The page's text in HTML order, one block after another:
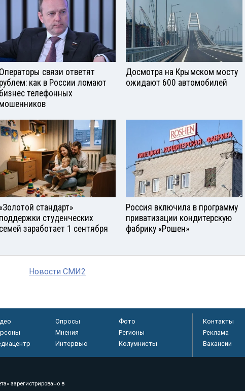
Операторы связи ответят
рублем: как в России ломают
бизнес телефонных
мошенников
Досмотра на Крымском мосту
ожидают 600 автомобилей
«Золотой стандарт»
поддержки студенческих
семей заработает 1 сентября
Россия включила в программу
приватизации кондитерскую
фабрику «Рошен»
Новости СМИ2
Опросы
Фото
Мнения
Регионы
Интервью Колумнисты
Контакты
Реклама
Вакансии
зарегистрировано в